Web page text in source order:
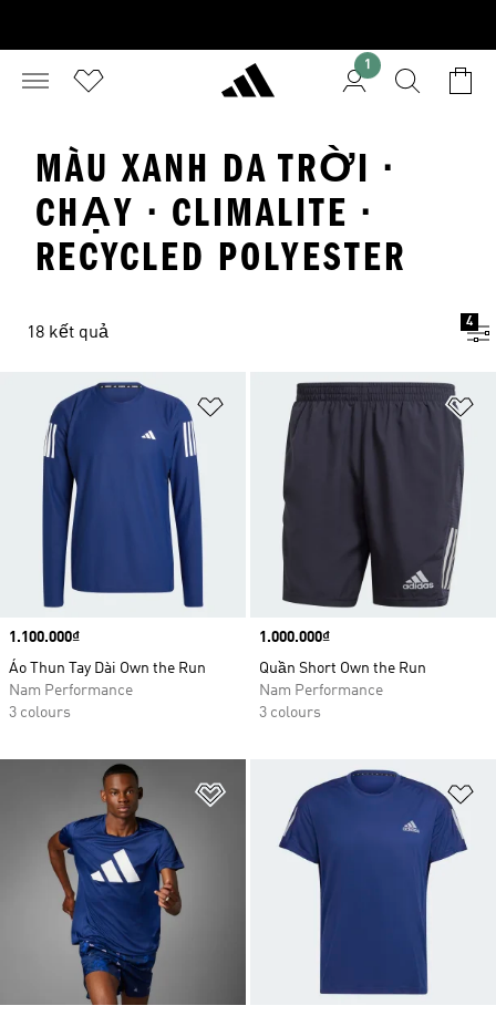
1
MÀU XANH DA TRỜI ·
CHẠY · CLIMALITE ·
RECYCLED POLYESTER
18 kết quả
4
Add to Wishlist
Price
1.100.000₫
Áo Thun Tay Dài Own the Run
Nam Performance
3 colours
Price
1.000.000₫
Quần Short Own the Run
Nam Performance
3 colours
Add to Wishlist